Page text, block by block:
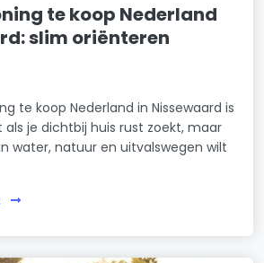
te koop Nederland
slim oriënteren
te koop Nederland in Nissewaard is
je dichtbij huis rust zoekt, maar
water, natuur en uitvalswegen wilt